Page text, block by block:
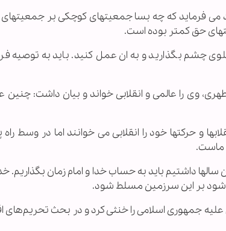
فرماید که چه بسا جمعیتهای کوچکی بر جمعیتهای
حق کمتر بوده است.
چشم بگذارید و به ان عمل کنید. باید به توصیه
وی را عالمی و انقلابی خواند و بیان داشت: چنین
و حرکتها خود را انقلابی می خوانند اما در وسط
ماست.
سالها داشتیم باید به حساب خدا و امام زمان بگذاریم.
بر این سرزمین مسلط شود.
جمهوری اسلامی را خنثی کرد و در بحث تحریم‌های